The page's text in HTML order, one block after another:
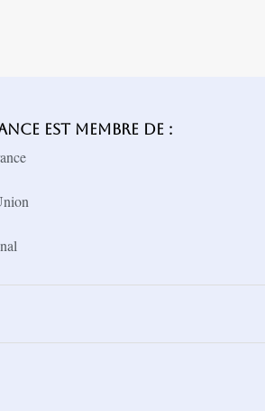
est membre de :